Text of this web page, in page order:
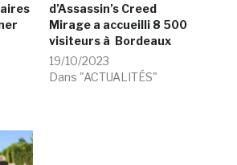
d’Assassin’s Creed
Mirage a accueilli 8 500
visiteurs à Bordeaux
19/10/2023
Dans "ACTUALITÉS"